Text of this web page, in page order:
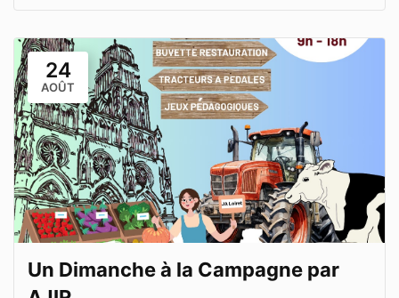
24
AOÛT
Un Dimanche à la Campagne par